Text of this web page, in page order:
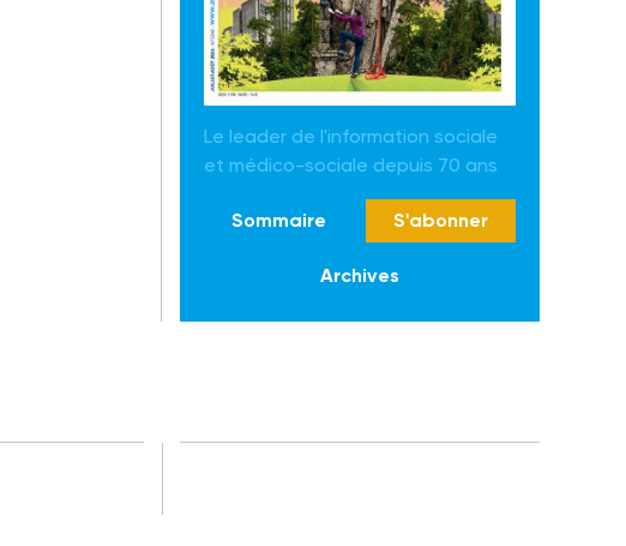
Le leader de l'information sociale
et médico-sociale depuis 70 ans
Sommaire S'abonner
Archives